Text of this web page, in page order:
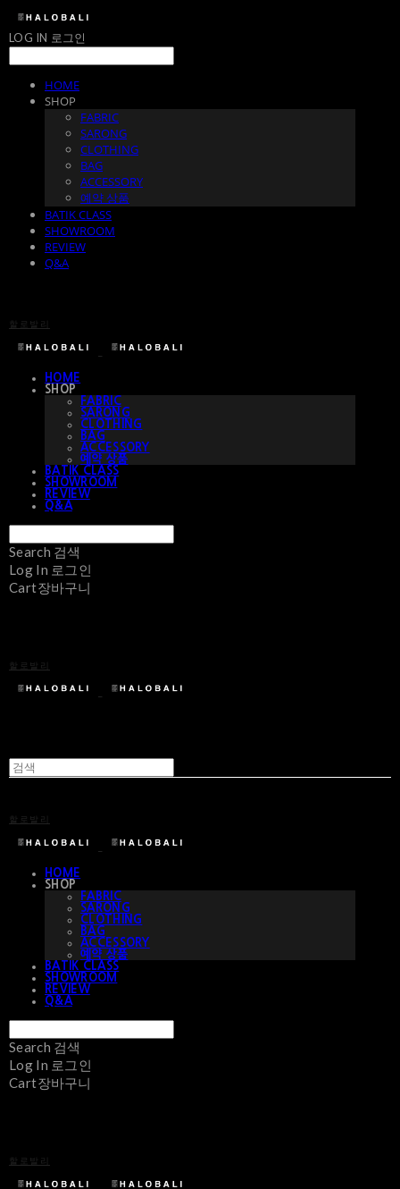
LOG IN 로그인
HOME
SHOP
FABRIC
SARONG
CLOTHING
BAG
ACCESSORY
예약 상품
BATIK CLASS
SHOWROOM
REVIEW
Q&A
할로발리
HOME
SHOP
FABRIC
SARONG
CLOTHING
BAG
ACCESSORY
예약 상품
BATIK CLASS
SHOWROOM
REVIEW
Q&A
Search 검색
Log In 로그인
Cart장바구니
할로발리
할로발리
HOME
SHOP
FABRIC
SARONG
CLOTHING
BAG
ACCESSORY
예약 상품
BATIK CLASS
SHOWROOM
REVIEW
Q&A
Search 검색
Log In 로그인
Cart장바구니
할로발리